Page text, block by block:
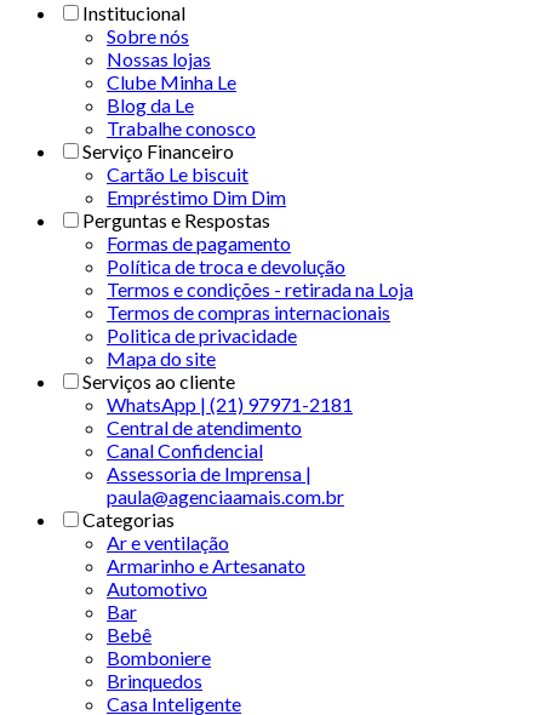
Institucional
Sobre nós
Nossas lojas
Clube Minha Le
Blog da Le
Trabalhe conosco
Serviço Financeiro
Cartão Le biscuit
Empréstimo Dim Dim
Perguntas e Respostas
Formas de pagamento
Política de troca e devolução
Termos e condições - retirada na Loja
Termos de compras internacionais
Politica de privacidade
Mapa do site
Serviços ao cliente
WhatsApp | (21) 97971-2181
Central de atendimento
Canal Confidencial
Assessoria de Imprensa |
paula@agenciaamais.com.br
Categorias
Ar e ventilação
Armarinho e Artesanato
Automotivo
Bar
Bebê
Bomboniere
Brinquedos
Casa Inteligente